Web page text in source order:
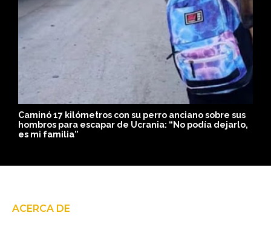
Por amor: Oficial de policía adopta a la niña que
rescató del maltrato
ACERCA DE